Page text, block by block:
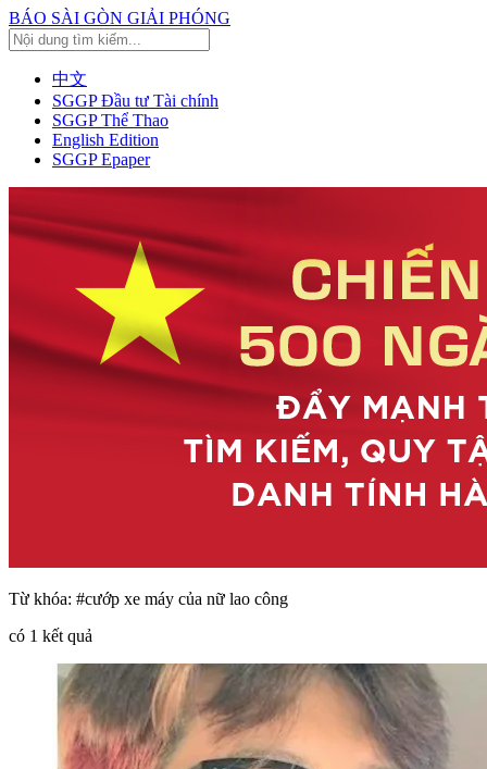
BÁO SÀI GÒN GIẢI PHÓNG
中文
SGGP Đầu tư Tài chính
SGGP Thể Thao
English Edition
SGGP Epaper
Từ khóa: #cướp xe máy của nữ lao công
có 1 kết quả